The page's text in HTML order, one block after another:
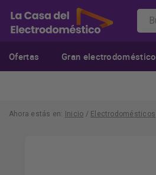
Ofertas Gran electrodoméstico
Ahora estás en: Inicio / Electrodomésticos